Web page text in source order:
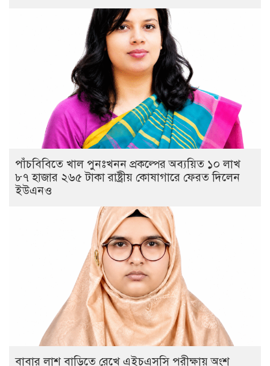
পাঁচবিবিতে খাল পুনঃখনন প্রকল্পের অব্যয়িত ১০ লাখ
৮৭ হাজার ২৬৫ টাকা রাষ্ট্রীয় কোষাগারে ফেরত দিলেন
ইউএনও
বাবার লাশ বাড়িতে রেখে এইচএসসি পরীক্ষায় অংশ